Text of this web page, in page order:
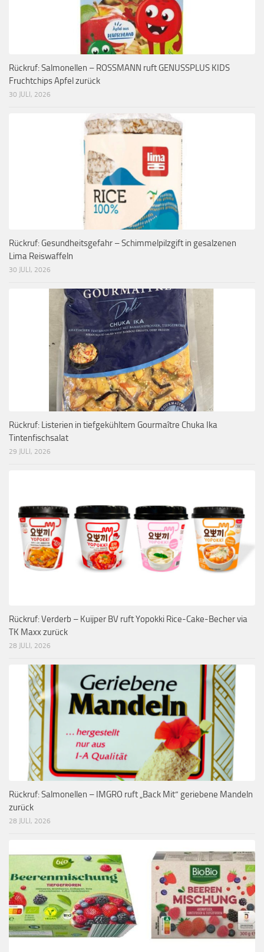
Rückruf: Salmonellen – ROSSMANN ruft GENUSSPLUS KIDS
Fruchtchips Apfel zurück
30 JULI, 2026
Rückruf: Gesundheitsgefahr – Schimmelpilzgift in gesalzenen
Lima Reiswaffeln
30 JULI, 2026
Rückruf: Listerien in tiefgekühltem Gourmaître Chuka Ika
Tintenfischsalat
29 JULI, 2026
Rückruf: Verderb – Kuijper BV ruft Yopokki Rice-Cake-Becher via
TK Maxx zurück
28 JULI, 2026
Rückruf: Salmonellen – IMGRO ruft „Back Mit“ geriebene Mandeln
zurück
28 JULI, 2026